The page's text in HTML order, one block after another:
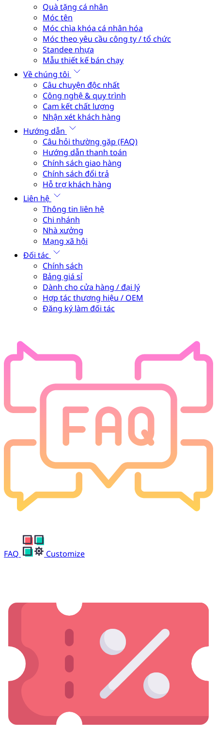
Quà tặng cá nhân
Móc tên
Móc chìa khóa cá nhân hóa
Móc theo yêu cầu công ty / tổ chức
Standee nhựa
Mẫu thiết kế bán chạy
Về chúng tôi
Câu chuyện độc nhất
Công nghệ & quy trình
Cam kết chất lượng
Nhận xét khách hàng
Hướng dẫn
Câu hỏi thường gặp (FAQ)
Hướng dẫn thanh toán
Chính sách giao hàng
Chính sách đổi trả
Hỗ trợ khách hàng
Liên hệ
Thông tin liên hệ
Chi nhánh
Nhà xưởng
Mạng xã hội
Đối tác
Chính sách
Bảng giá sỉ
Dành cho cửa hàng / đại lý
Hợp tác thương hiệu / OEM
Đăng ký làm đối tác
FAQ Customize